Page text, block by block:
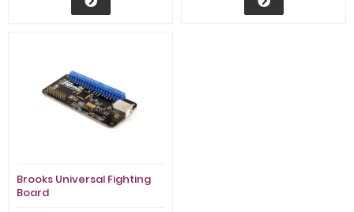
Brooks Universal Fighting
Board